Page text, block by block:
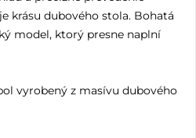
krásu dubového stola. Bohatá
model, ktorý presne naplní
vyrobený z masívu dubového